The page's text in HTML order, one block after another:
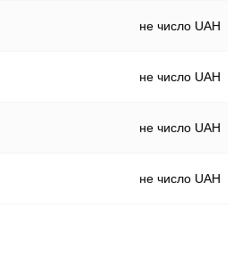
не число UAH
не число UAH
не число UAH
не число UAH